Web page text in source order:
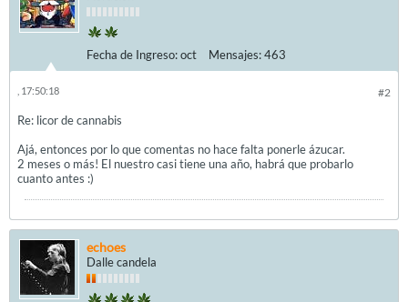
Fecha de Ingreso:oct Mensajes:463
#2
, 17:50:18
Re: licor de cannabis
Ajá, entonces por lo que comentas no hace falta ponerle ázucar.
2 meses o más! El nuestro casi tiene una año, habrá que probarlo
cuanto antes :)
echoes
Dalle candela